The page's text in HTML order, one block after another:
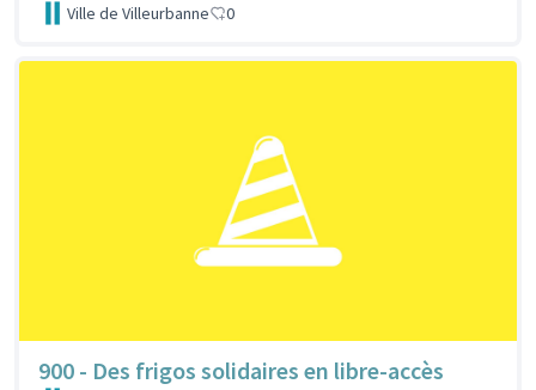
Ville de Villeurbanne 0
900 - Des frigos solidaires en libre-accès